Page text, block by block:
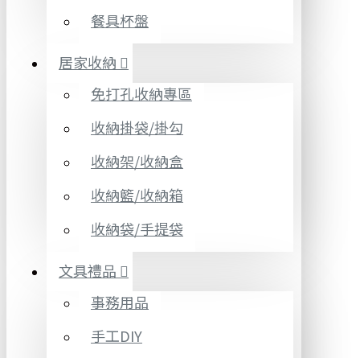
餐具杯盤
居家收納
免打孔收納專區
收納掛袋/掛勾
收納架/收納盒
收納籃/收納箱
收納袋/手提袋
文具禮品
事務用品
手工DIY